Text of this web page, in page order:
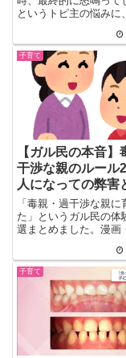
というトピ主の悩みに
子育て
【ガル民の本音】
干渉な親のルール
人になっての弊害
「毒親・過干渉な親に
た」というガル民の体
選まとめました。漫画
関係トラブル、大人に
のゲーム課金・食への
て過干渉にならないた
のコツまで、検索して
いリアルな本音を厳選
子育て